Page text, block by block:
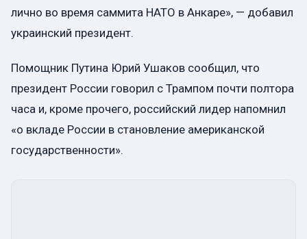
лично во время саммита НАТО в Анкаре», — добавил
украинский президент.
Помощник Путина Юрий Ушаков сообщил, что
президент России говорил с Трампом почти полтора
часа и, кроме прочего, российский лидер напомнил
«о вкладе России в становление американской
государственности».